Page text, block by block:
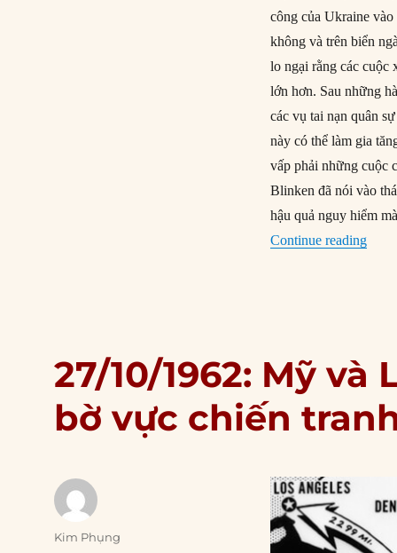
công của Ukraine
không và trên biển
lo ngại rằng các cuộc
lớn hơn. Sau những
các vụ tai nạn quân
này có thể làm gia
vấp phải những cuộc
Blinken đã nói vào
hậu quả nguy hiểm
Continue reading
27/10/1962: Mỹ
bờ vực chiến
Author
Kim Phụng